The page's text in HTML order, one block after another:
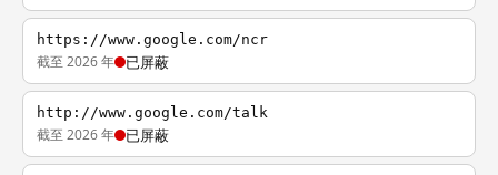
https://www.google.com/ncr
截至 2026 年 已屏蔽
http://www.google.com/talk
截至 2026 年 已屏蔽